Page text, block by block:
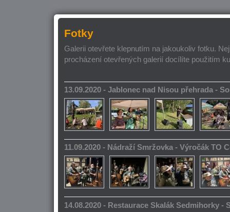
Fotky
Galerii otevřete klepnutím na jakoukoliv fotku.
procházení otevřených galerií docílíte použitím
13.09.2020 - Jablonec nad Nisou přehrada -
11.09.2020 - Nádraží Smržovka - Výročák TO
14.08.2020 - Restaurace Skalák Sedmihorky -